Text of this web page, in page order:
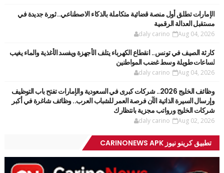
الإمارات تطلق أول منصة قضائية متكاملة بالذكاء الاصطناعي.. ثورة جديدة في
مستقبل العدالة الرقمية
daly carino Aug 04, 2026
كارثة الصيف في تونس.. انقطاع الكهرباء يتلف الأجهزة ويفسد الأغذية والماء يغيب
لساعات طويلة وسط غضب المواطنين
daly carino Aug 04, 2026
وظائف الخليج 2026.. شركات كبرى في السعودية والإمارات تفتح باب التوظيف
وإرسال السيرة الذاتية الآن فرصة العمر للشباب العرب.. وظائف شاغرة في أكبر
شركات الخليج ورواتب مجزية بانتظارك
daly carino Aug 02, 2026
تطبيق كرينو نيوز CARINONEWS APK